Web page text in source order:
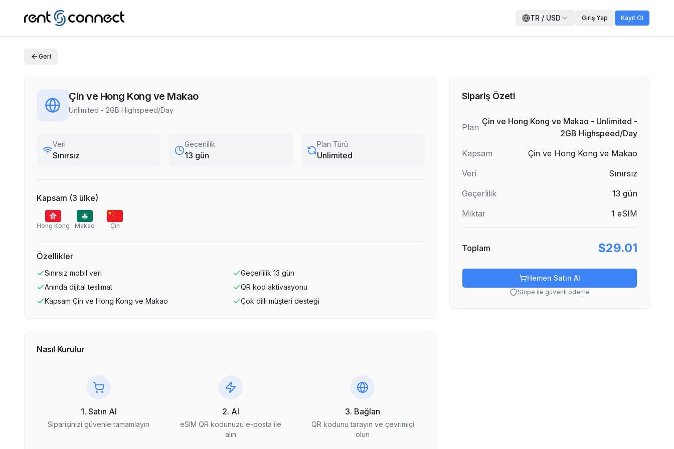
TR / USD Giriş Yap Kayıt Ol
Geri
Çin ve Hong Kong ve Makao
Unlimited - 2GB Highspeed/Day
Veri
Sınırsız
Geçerlilik
13 gün
Plan Türü
Unlimited
Kapsam (3 ülke)
Hong Kong Makao Çin
Özellikler
Sınırsız mobil veri Geçerlilik 13 gün
Anında dijital teslimat
QR kod aktivasyonu
Kapsam Çin ve Hong Kong ve Makao Çok dilli müşteri desteği
Nasıl Kurulur
1. Satın Al
Siparişinizi güvenle tamamlayın
2. Al
eSIM QR kodunuzu e-posta ile
alın
3. Bağlan
QR kodunu tarayın ve çevrimiçi
olun
Sipariş Özeti
Plan
Çin ve Hong Kong ve Makao - Unlimited -
2GB Highspeed/Day
Kapsam
Çin ve Hong Kong ve Makao
Veri
Sınırsız
Geçerlilik
13 gün
Miktar
1 eSIM
Toplam $29.01
Hemen Satın Al
Stripe ile güvenli ödeme